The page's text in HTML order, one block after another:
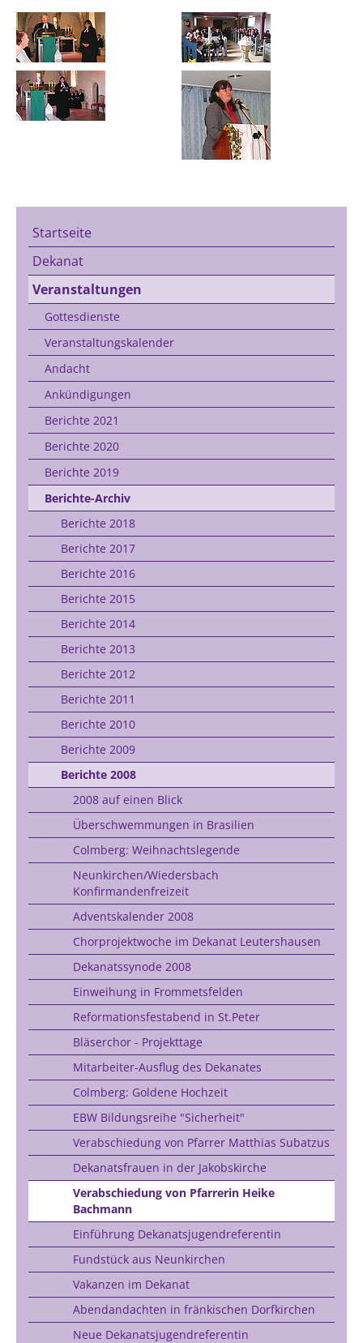
Startseite
Dekanat
Veranstaltungen
Gottesdienste
Veranstaltungskalender
Andacht
Ankündigungen
Berichte 2021
Berichte 2020
Berichte 2019
Berichte-Archiv
Berichte 2018
Berichte 2017
Berichte 2016
Berichte 2015
Berichte 2014
Berichte 2013
Berichte 2012
Berichte 2011
Berichte 2010
Berichte 2009
Berichte 2008
2008 auf einen Blick
Überschwemmungen in Brasilien
Colmberg: Weihnachtslegende
Neunkirchen/Wiedersbach
Konfirmandenfreizeit
Adventskalender 2008
Chorprojektwoche im Dekanat Leutershausen
Dekanatssynode 2008
Einweihung in Frommetsfelden
Reformationsfestabend in St.Peter
Bläserchor - Projekttage
Mitarbeiter-Ausflug des Dekanates
Colmberg: Goldene Hochzeit
EBW Bildungsreihe "Sicherheit"
Verabschiedung von Pfarrer Matthias Subatzus
Dekanatsfrauen in der Jakobskirche
Verabschiedung von Pfarrerin Heike
Bachmann
Einführung Dekanatsjugendreferentin
Fundstück aus Neunkirchen
Vakanzen im Dekanat
Abendandachten in fränkischen Dorfkirchen
Neue Dekanatsjugendreferentin